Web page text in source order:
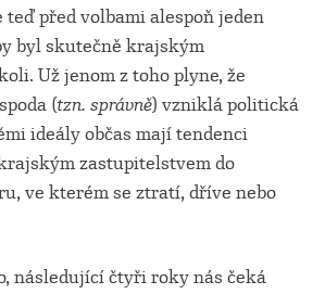
teď před volbami alespoň jeden
byl skutečně krajským
Už jenom z toho plyne, že
(tzn. správně) vzniklá politická
ideály občas mají tendenci
zastupitelstvem do
ve kterém se ztratí, dříve nebo
následující čtyři roky nás čeká